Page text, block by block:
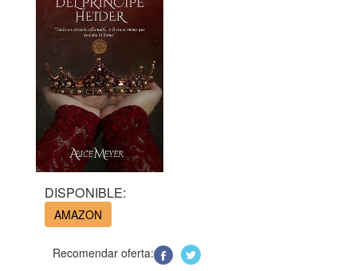
DISPONIBLE:
AMAZON
Recomendar oferta: